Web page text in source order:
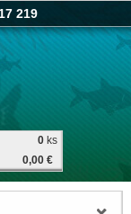
219
0 ks
0,00 €